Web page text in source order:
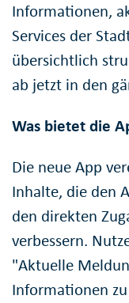
Informationen,
Services der
übersichtlich
ab jetzt in den
Was bietet die
Die neue App
Inhalte, die den
den direkten
verbessern.
"Aktuelle
Informationen